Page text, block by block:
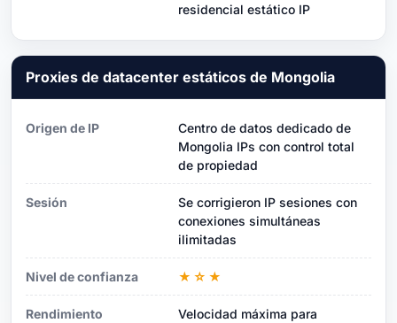
residencial estático IP
Proxies de datacenter estáticos de Mongolia
Origen de IP
Centro de datos dedicado de
Mongolia IPs con control total
de propiedad
Sesión
Se corrigieron IP sesiones con
conexiones simultáneas
ilimitadas
Nivel de confianza ★☆★
Rendimiento
Velocidad máxima para